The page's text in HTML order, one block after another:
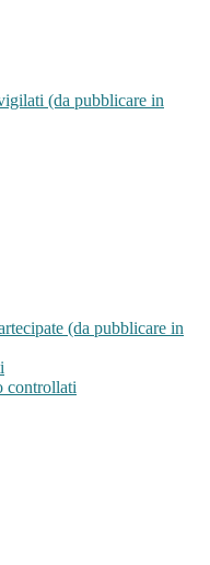
(da pubblicare in
(da pubblicare in
controllati